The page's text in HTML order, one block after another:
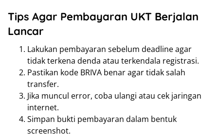
Tips Agar Pembayaran UKT Berjalan
Lancar
Lakukan pembayaran sebelum deadline agar
tidak terkena denda atau terkendala registrasi.
Pastikan kode BRIVA benar agar tidak salah
transfer.
Jika muncul error, coba ulangi atau cek jaringan
internet.
Simpan bukti pembayaran dalam bentuk
screenshot.